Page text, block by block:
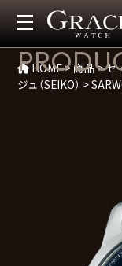
商品紹介
HOME>商品>セ
ジュ（SEIKO） >